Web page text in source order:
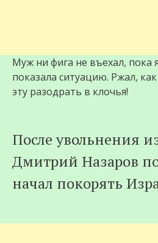
Муж ни фига не въехал, пока
показала ситуацию. Ржал,
эту разодрать в клочья!
После увольнения
Дмитрий Назаров
начал покорять